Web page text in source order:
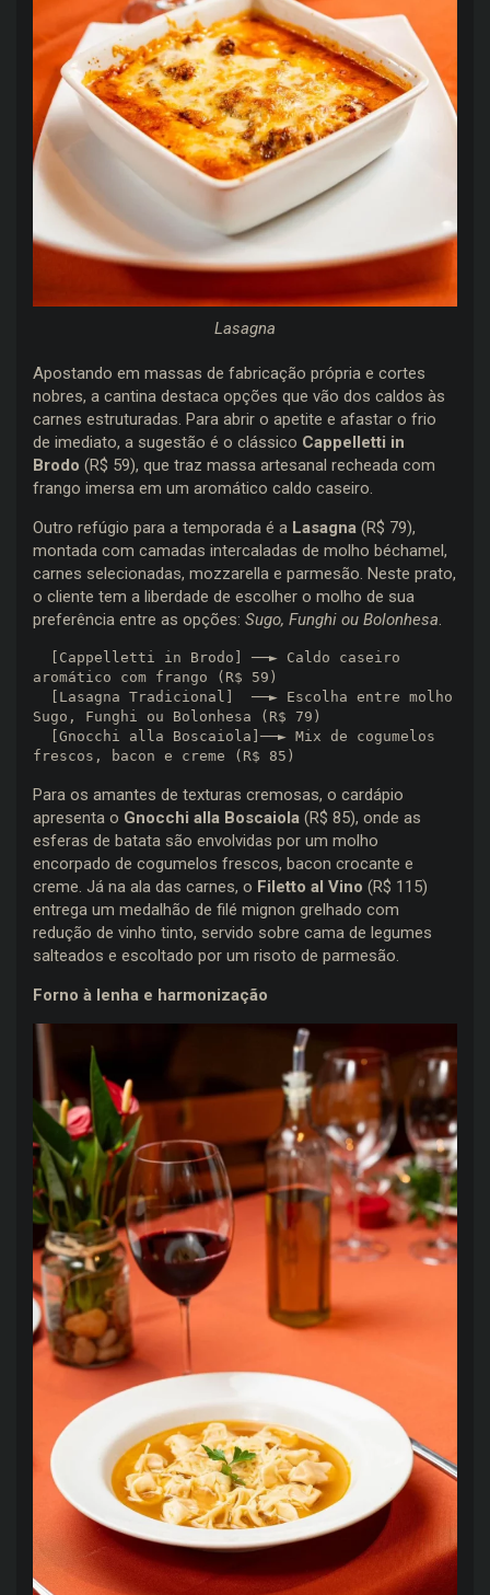
Lasagna
Apostando em massas de fabricação própria e cortes
nobres, a cantina destaca opções que vão dos caldos às
carnes estruturadas. Para abrir o apetite e afastar o frio
de imediato, a sugestão é o clássico Cappelletti in
Brodo (R$ 59), que traz massa artesanal recheada com
frango imersa em um aromático caldo caseiro.
Outro refúgio para a temporada é a Lasagna (R$ 79),
montada com camadas intercaladas de molho béchamel,
carnes selecionadas, mozzarella e parmesão. Neste prato,
o cliente tem a liberdade de escolher o molho de sua
preferência entre as opções: Sugo, Funghi ou Bolonhesa
aromático com frango (R$ 59)
Sugo, Funghi ou Bolonhesa (R$ 79)
Para os amantes de texturas cremosas, o cardápio
apresenta o Gnocchi alla Boscaiola (R$ 85), onde as
esferas de batata são envolvidas por um molho
encorpado de cogumelos frescos, bacon crocante e
creme. Já na ala das carnes, o Filetto al Vino (R$ 115)
entrega um medalhão de filé mignon grelhado com
redução de vinho tinto, servido sobre cama de legumes
salteados e escoltado por um risoto de parmesão.
Forno à lenha e harmonização